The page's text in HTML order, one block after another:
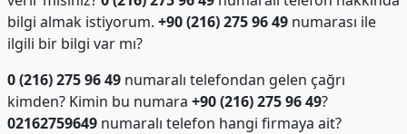
bilgi almak istiyorum. +90 (216) 275 96 49numarası ile
ilgili bir bilgi var mı?
0 (216) 275 96 49numaralı telefondan gelen çağrı
kimden? Kimin bu numara +90 (216) 275 96 49?
02162759649numaralı telefon hangi firmaya ait?